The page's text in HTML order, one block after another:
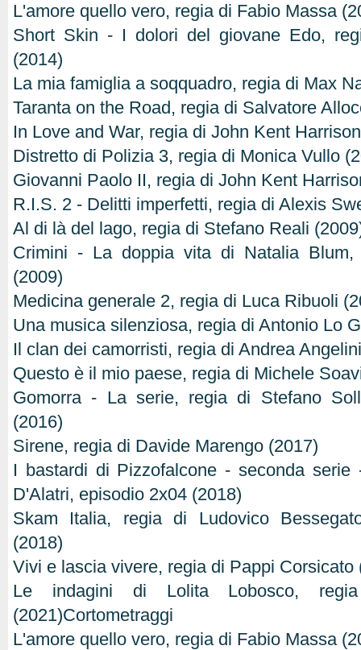
L'amore quello vero, regia di Fabio Massa
Short Skin - I dolori del giovane Edo,
(2014)
La mia famiglia a soqquadro, regia di Max
Taranta on the Road, regia di Salvatore
In Love and War, regia di John Kent
Distretto di Polizia 3, regia di Monica Vullo
Giovanni Paolo II, regia di John Kent
R.I.S. 2 - Delitti imperfetti, regia di Alexis
Al di là del lago, regia di Stefano Reali
Crimini - La doppia vita di Natalia
(2009)
Medicina generale 2, regia di Luca Ribuoli
Una musica silenziosa, regia di Antonio Lo
Il clan dei camorristi, regia di Andrea
Questo è il mio paese, regia di Michele
Gomorra - La serie, regia di Stefano
(2016)
Sirene, regia di Davide Marengo (2017)
I bastardi di Pizzofalcone - seconda serie
D'Alatri, episodio 2x04 (2018)
Skam Italia, regia di Ludovico
(2018)
Vivi e lascia vivere, regia di Pappi Corsicato
Le indagini di Lolita Lobosco,
(2021)Cortometraggi
L'amore quello vero, regia di Fabio Massa